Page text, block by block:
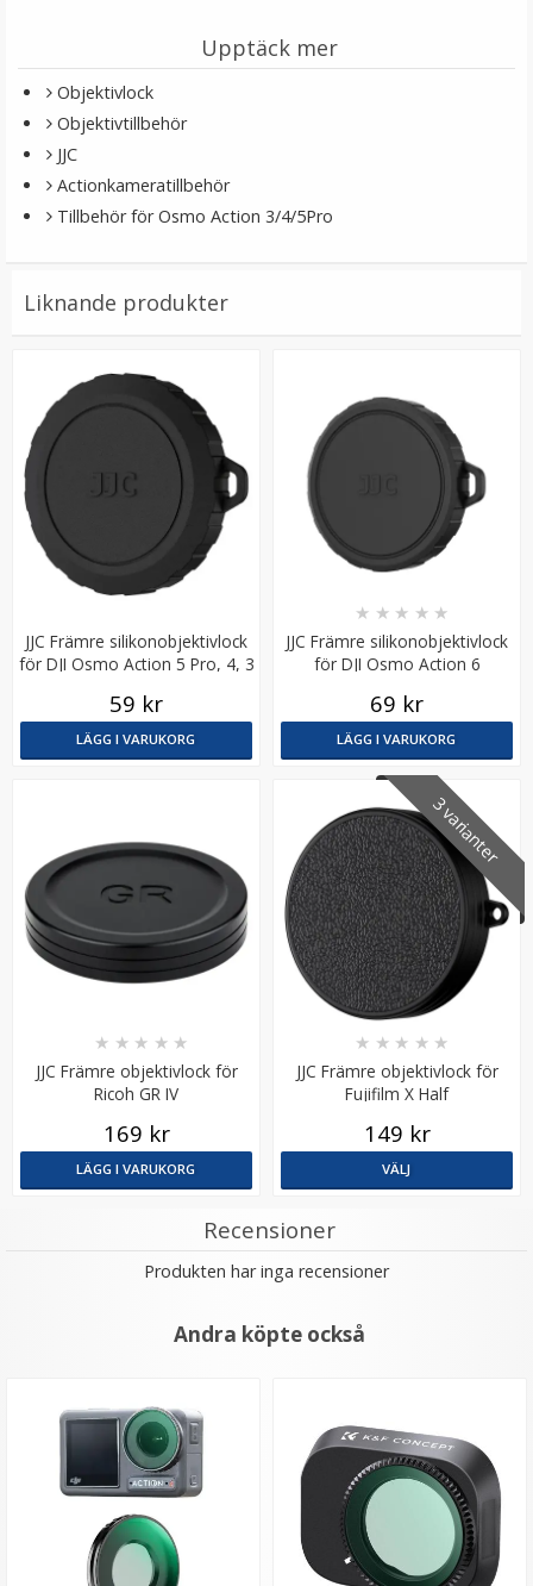
JJC Adapter för att fästa actionkameror på blixtsko &
LÄGG I VARUKORG
JJC HSCC-OP4S skyddsfodral för DJI Osmo Pocket 4 / 3
★
169 kr
LÄGG I VARUKORG
Upptäck mer
Objektivlock
Objektivtillbehör
JJC
Actionkameratillbehör
Tillbehör för Osmo Action 3/4/5Pro
Liknande produkter
JJC Främre silikonobjektivlock
för DJI Osmo Action 5 Pro, 4, 3
59 kr
LÄGG I VARUKORG
JJC Främre silikonobjektivlock
för DJI Osmo Action 6
★ ★ ★ ★ ★
69 kr
LÄGG I VARUKORG
JJC Främre objektivlock för
Ricoh GR IV
★ ★ ★ ★ ★
169 kr
LÄGG I VARUKORG
3 varianter
JJC Främre objektivlock för
Fujifilm X Half
★ ★ ★ ★ ★
149 kr
VÄLJ
Recensioner
Produkten har inga recensioner
Andra köpte också